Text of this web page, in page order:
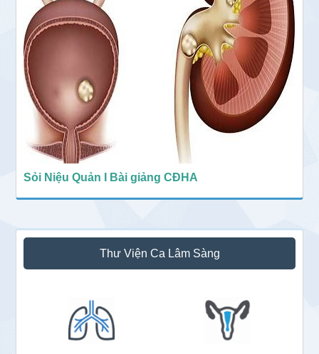
Sỏi Niệu Quản I Bài giảng CĐHA
Thư Viện Ca Lâm Sàng